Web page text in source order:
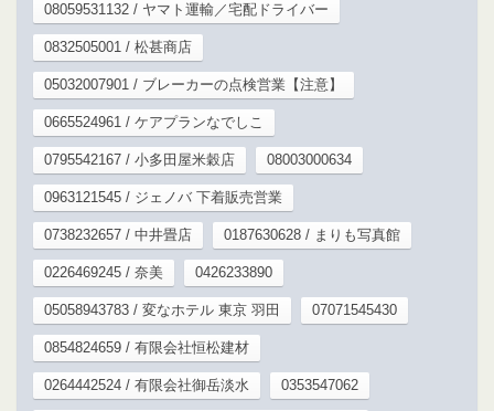
08059531132 / ヤマト運輸／宅配ドライバー
0832505001 / 松甚商店
05032007901 / ブレーカーの点検営業【注意】
0665524961 / ケアプランなでしこ
0795542167 / 小多田屋米穀店 08003000634
0963121545 / ジェノバ 下着販売営業
0738232657 / 中井畳店 0187630628 / まりも写真館
0226469245 / 奈美 0426233890
05058943783 / 変なホテル 東京 羽田 07071545430
0854824659 / 有限会社恒松建材
0264442524 / 有限会社御岳淡水 0353547062